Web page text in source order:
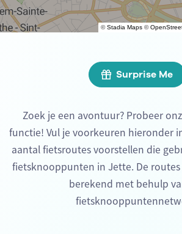
©Stadia Maps ©
Surprise Me
Zoek je een avontuur? Probeer
functie! Vul je voorkeuren hieronder
aantal fietsroutes voorstellen die
fietsknooppunten in Jette. De
berekend met behulp